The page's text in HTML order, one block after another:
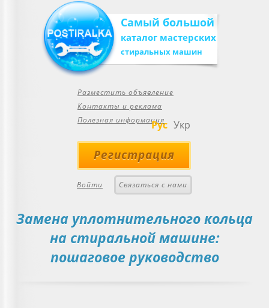
Самый большой
каталог мастерских
стиральных машин
Разместить объявление
Контакты и реклама
Полезная информация
Рус Укр
Регистрация
Войти Связаться с нами
Замена уплотнительного кольца
на стиральной машине:
пошаговое руководство